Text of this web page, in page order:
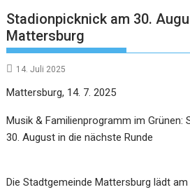
Stadionpicknick am 30.
Mattersburg
14. Juli 2025
Mattersburg, 14. 7. 2025
Musik & Familienprogramm im Grünen:
30. August in die nächste Runde
Die Stadtgemeinde Mattersburg lädt